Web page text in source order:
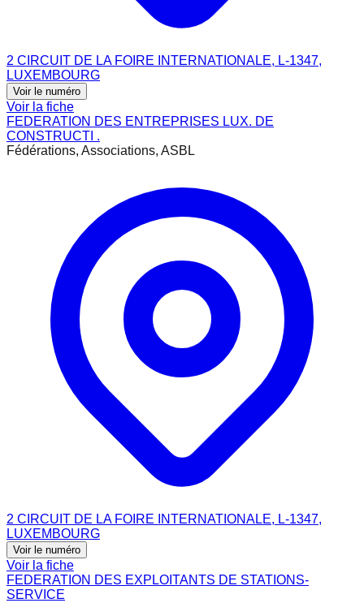
2 CIRCUIT DE LA FOIRE INTERNATIONALE, L-1347,
LUXEMBOURG
Voir le numéro
Voir la fiche
FEDERATION DES ENTREPRISES LUX. DE
CONSTRUCTI .
Fédérations, Associations, ASBL
2 CIRCUIT DE LA FOIRE INTERNATIONALE, L-1347,
LUXEMBOURG
Voir le numéro
Voir la fiche
FEDERATION DES EXPLOITANTS DE STATIONS-
SERVICE